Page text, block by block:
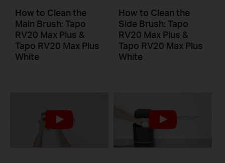
How to Clean the
Main Brush: Tapo
RV20 Max Plus &
Tapo RV20 Max Plus
White
How to Clean the
Side Brush: Tapo
RV20 Max Plus &
Tapo RV20 Max Plus
White